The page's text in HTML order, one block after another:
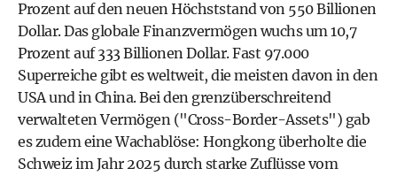
Prozent auf den neuen Höchststand von 550 Billionen
Dollar. Das globale Finanzvermögen wuchs um 10,7
Prozent auf 333 Billionen Dollar. Fast 97.000
Superreiche gibt es weltweit, die meisten davon in den
USA und in China. Bei den grenzüberschreitend
verwalteten Vermögen ("Cross-Border-Assets") gab
es zudem eine Wachablöse: Hongkong überholte die
Schweiz im Jahr 2025 durch starke Zuflüsse vom